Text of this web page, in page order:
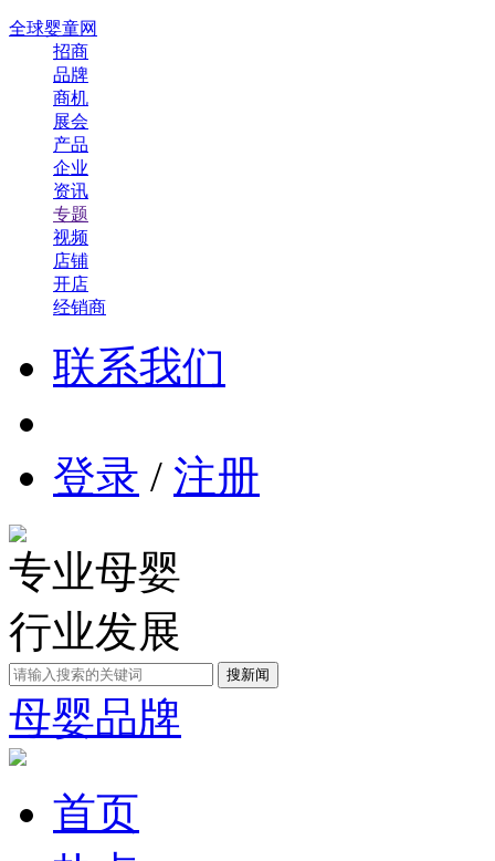
全球婴童网
招商
品牌
商机
展会
产品
企业
资讯
专题
视频
店铺
开店
经销商
联系我们
登录 / 注册
专业母婴
行业发展
母婴品牌
首页